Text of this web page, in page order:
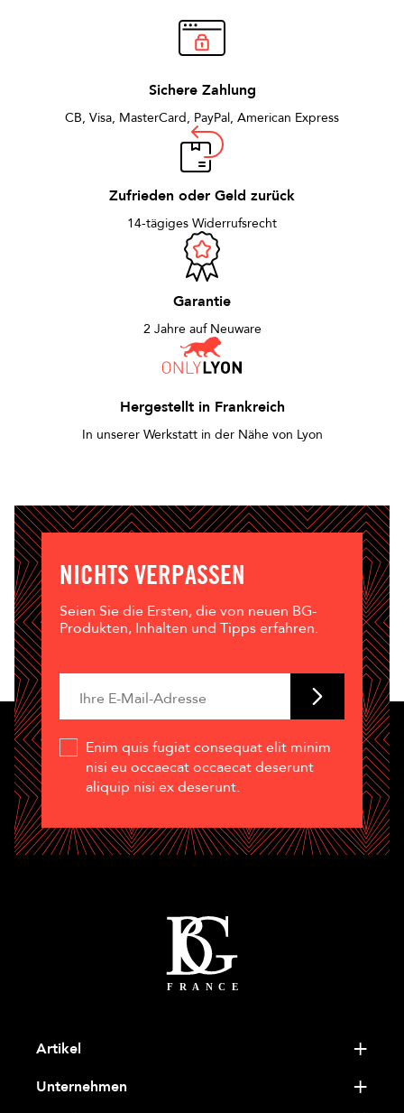
Sichere Zahlung
CB, Visa, MasterCard, PayPal, American Express
Zufrieden oder Geld zurück
14-tägiges Widerrufsrecht
Garantie
2 Jahre auf Neuware
Hergestellt in Frankreich
In unserer Werkstatt in der Nähe von Lyon
NICHTS VERPASSEN
Seien Sie die Ersten, die von neuen BG-
Produkten, Inhalten und Tipps erfahren.
Enim quis fugiat consequat elit minim
nisi eu occaecat occaecat deserunt
aliquip nisi ex deserunt.
Artikel
Unternehmen